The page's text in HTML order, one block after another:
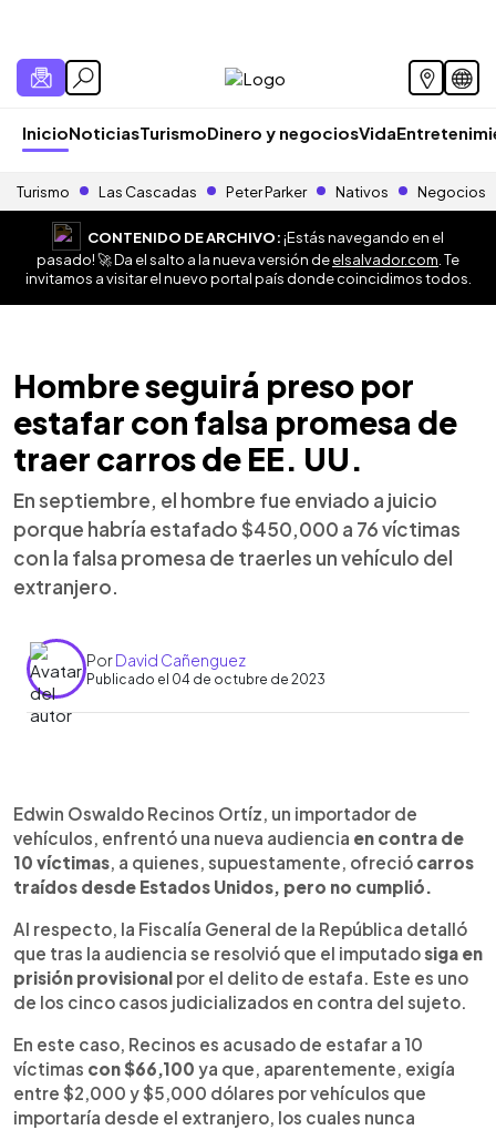
InicioNoticiasTurismoDinero y negociosVida
Turismo Las Cascadas Peter Parker Nativos Negocios
CONTENIDO DE ARCHIVO:¡Estás navegando en el
pasado! 🚀 Da el salto a la nueva versión deelsalvador.com . Te
invitamos a visitar el nuevo portal país donde coincidimos todos.
Hombre seguirá preso por
estafar con falsa promesa de
traer carros de EE. UU.
En septiembre, el hombre fue enviado a juicio
porque habría estafado $450,000 a 76 víctimas
con la falsa promesa de traerles un vehículo del
extranjero.
PorDavid Cañenguez
Publicado el 04 de octubre de 2023
► Escuchar artículo
Edwin Oswaldo Recinos Ortíz, un importador de
vehículos, enfrentó una nueva audiencia en contra de
10 víctimas, a quienes, supuestamente, ofreció carros
traídos desde Estados Unidos, pero no cumplió.
Al respecto, la Fiscalía General de la República detalló
que tras la audiencia se resolvió que el imputadosiga en
prisión provisional por el delito de estafa. Este es uno
de los cinco casos judicializados en contra del sujeto.
En este caso, Recinos es acusado de estafar a 10
víctimas con $66,100 ya que, aparentemente, exigía
entre $2,000 y $5,000 dólares por vehículos que
importaría desde el extranjero, los cuales nunca